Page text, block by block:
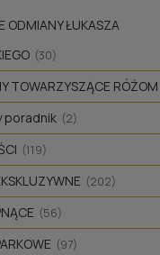
ODMIANY ŁUKASZA
(30)
TOWARZYSZĄCE RÓŻOM
poradnik (2)
(119)
(202)
(56)
(97)